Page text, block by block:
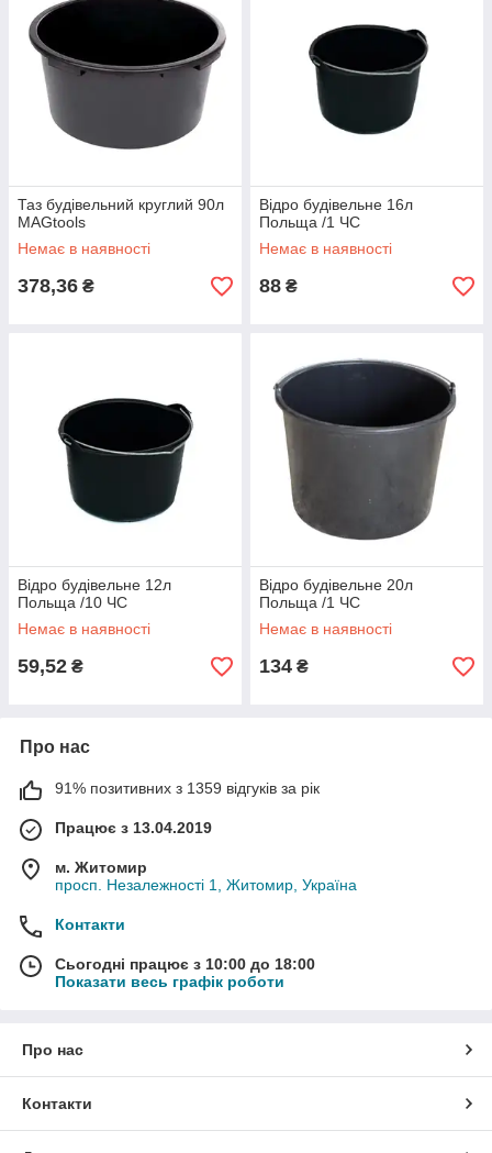
Таз будівельний круглий 90л
MAGtools
Немає в наявності
378,36 ₴
Відро будівельне 16л
Польща /1 ЧС
Немає в наявності
88 ₴
Відро будівельне 12л
Польща /10 ЧС
Немає в наявності
59,52 ₴
Відро будівельне 20л
Польща /1 ЧС
Немає в наявності
134 ₴
Про нас
91% позитивних з 1359 відгуків за рік
Працює з 13.04.2019
м. Житомир
просп. Незалежності 1, Житомир, Україна
Контакти
Сьогодні працює з 10:00 до 18:00
Показати весь графік роботи
Про нас
Контакти